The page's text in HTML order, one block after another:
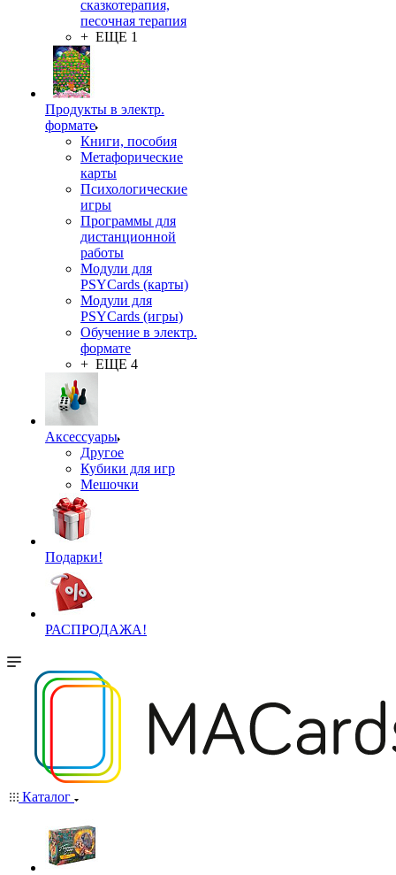
сказкотерапия,
песочная терапия
+ ЕЩЕ 1
Продукты в электр.
формате
Книги, пособия
Метафорические
карты
Психологические
игры
Программы для
дистанционной
работы
Модули для
PSYCards (карты)
Модули для
PSYCards (игры)
Обучение в электр.
формате
+ ЕЩЕ 4
Аксессуары
Другое
Кубики для игр
Мешочки
Подарки!
РАСПРОДАЖА!
Каталог